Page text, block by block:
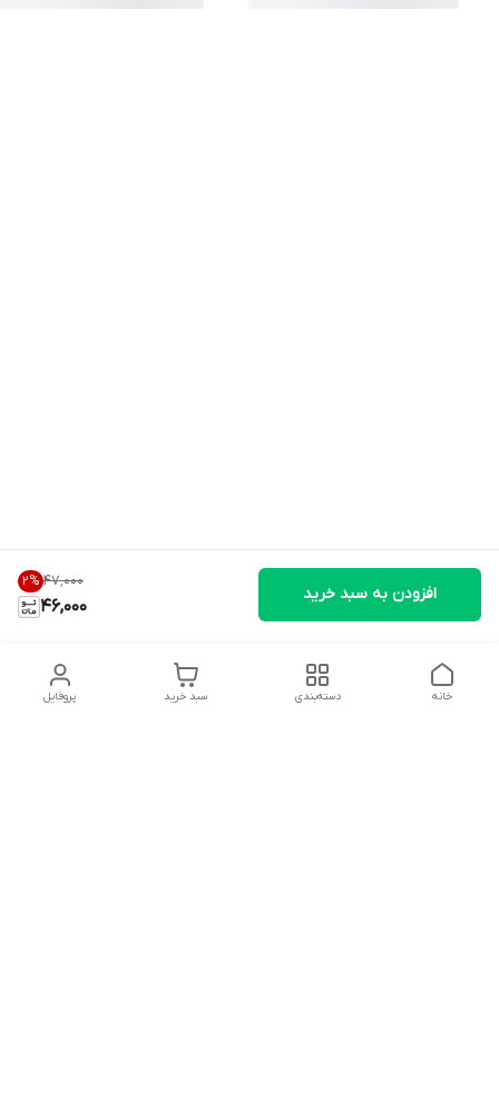
۴۷٬۰۰۰ 2%
46,000
افزودن به سبد خرید
پروفایل سبد خرید دسته‌بندی خانه